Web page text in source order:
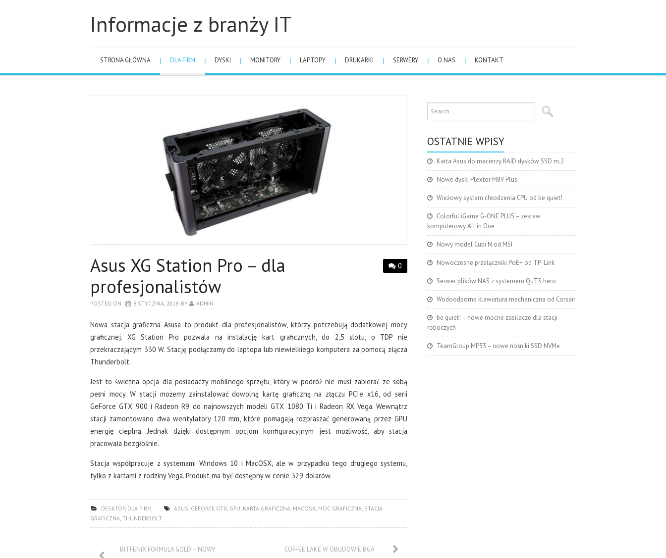
Informacje z branży IT
STRONA GŁÓWNA DLA FIRM DYSKI MONITORY LAPTOPY DRUKARKI SERWERY O NAS KONTAKT
0
Asus XG Station Pro – dla
profesjonalistów
POSTED ON 8 STYCZNIA, 2018 BY ADMIN
Nowa stacja graficzna Asusa to produkt dla profesjonalistów, którzy potrzebują dodatkowej mocy
graficznej. XG Station Pro pozwala na instalację kart graficznych, do 2,5 slotu, o TDP nie
przekraczającym 330 W. Stację podłączamy do laptopa lub niewielkiego komputera za pomocą złącza
Thunderbolt.
Jest to świetna opcja dla posiadaczy mobilnego sprzętu, który w podróż nie musi zabierać ze sobą
pełni mocy. W stacji możemy zainstalować dowolną kartę graficzną na złączu PCIe x16, od serii
GeForce GTX 900 i Radeon R9 do najnowszych modeli GTX 1080 Ti i Radeon RX Vega. Wewnątrz
stacji zamontowano dwa wentylatory 120 mm, które pomagają rozpraszać generowaną przez GPU
energię cieplną. Jednak dzięki dostępnym opcjom konfiguracyjnym jest możliwość, aby stacja
pracowała bezgłośnie.
Stacja współpracuje z systemami Windows 10 i MacOSX, ale w przypadku tego drugiego systemu,
tylko z kartami z rodziny Vega. Produkt ma być dostępny w cenie 329 dolarów.
DESKTOP, DLA FIRM ASUS GEFORCE GTX, GPU KARTA GRAFICZNA MACOSX, MOC GRAFICZNA STACJA
GRAFICZNA THUNDERBOLT
BITFENIX FORMULA GOLD – NOWY
COFFEE LAKE W OBUDOWIE BGA
OSTATNIE WPISY
Karta Asus do macierzy RAID dysków SSD m.2
Nowe dyski Plextor M8V Plus
Wieżowy system chłodzenia CPU od be quiet!
Colorful iGame G-ONE PLUS – zestaw
komputerowy All in One
Nowy model Cubi N od MSI
Nowoczesne przełączniki PoE+ od TP-Link
Serwer plików NAS z systemem QuTS hero
Wodoodporna klawiatura mechaniczna od Corsair
be quiet! – nowe mocne zasilacze dla stacji
roboczych
TeamGroup MP33 – nowe nośniki SSD NVMe